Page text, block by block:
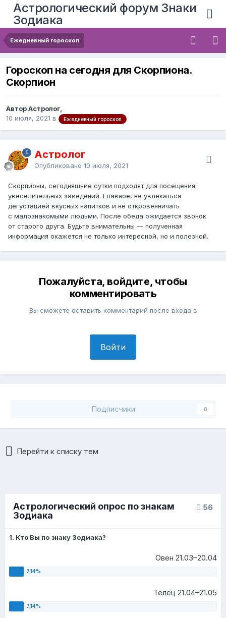
Астрологический форум Знаки
Зодиака
Ежедневный гороскоп
Гороскоп на сегодня для Скорпиона.
Скорпион
Автор Астролог,
10 июля, 2021 в Ежедневный гороскоп
Астролог
Опубликовано 10 июля, 2021
Скорпионы, сегодняшние сутки подходят для посещения
увеселительных заведений. Главное, не увлекаться
дегустацией вкусных напитков и не откровенничать
с малознакомыми людьми. После обеда ожидается звонок
от старого друга. Будьте внимательны — полученная
информация окажется не только интересной, но и полезной.
Пожалуйста, войдите, чтобы
комментировать
Вы сможете оставить комментарий после входа в
Войти
Подписчики 0
Перейти к списку тем
56
Астрологический опрос по знакам
Зодиака
1. Кто Вы по знаку Зодиака?
Овен 21.03–20.04
Телец 21.04–21.05